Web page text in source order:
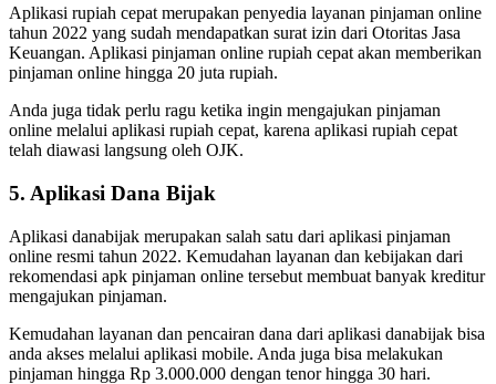
Aplikasi rupiah cepat merupakan penyedia layanan pinjaman online
tahun 2022 yang sudah mendapatkan surat izin dari Otoritas Jasa
Keuangan. Aplikasi pinjaman online rupiah cepat akan memberikan
pinjaman online hingga 20 juta rupiah.
Anda juga tidak perlu ragu ketika ingin mengajukan pinjaman
online melalui aplikasi rupiah cepat, karena aplikasi rupiah cepat
telah diawasi langsung oleh OJK.
5. Aplikasi Dana Bijak
Aplikasi danabijak merupakan salah satu dari aplikasi pinjaman
online resmi tahun 2022. Kemudahan layanan dan kebijakan dari
rekomendasi apk pinjaman online tersebut membuat banyak kreditur
mengajukan pinjaman.
Kemudahan layanan dan pencairan dana dari aplikasi danabijak bisa
anda akses melalui aplikasi mobile. Anda juga bisa melakukan
pinjaman hingga Rp 3.000.000 dengan tenor hingga 30 hari.